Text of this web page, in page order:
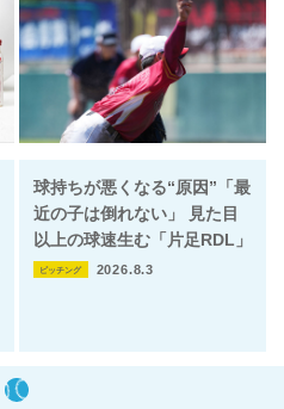
球持ちが悪くなる“原因”「最
近の子は倒れない」 見た目
以上の球速生む「片足RDL」
ピッチング 2026.8.3